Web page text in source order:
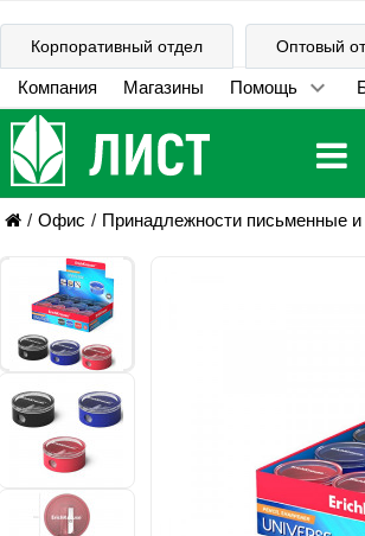
Корпоративный отдел Оптовый
Компания Магазины Помощь
Офис Принадлежности письменные